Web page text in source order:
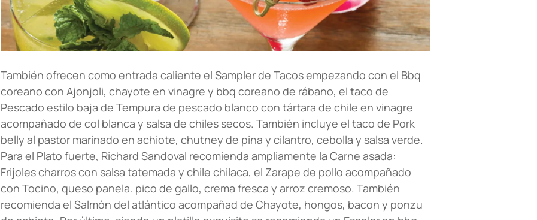
También ofrecen como entrada caliente el Sampler de Tacos empezando con el Bbq
coreano con Ajonjoli, chayote en vinagre y bbq coreano de rábano, el taco de
Pescado estilo baja de Tempura de pescado blanco con tártara de chile en vinagre
acompañado de col blanca y salsa de chiles secos. También incluye el taco de Pork
belly al pastor marinado en achiote, chutney de pina y cilantro, cebolla y salsa verde.
Para el Plato fuerte, Richard Sandoval recomienda ampliamente la Carne asada:
Frijoles charros con salsa tatemada y chile chilaca, el Zarape de pollo acompañado
con Tocino, queso panela. pico de gallo, crema fresca y arroz cremoso. También
recomienda el Salmón del atlántico acompañad de Chayote, hongos, bacon y ponzu